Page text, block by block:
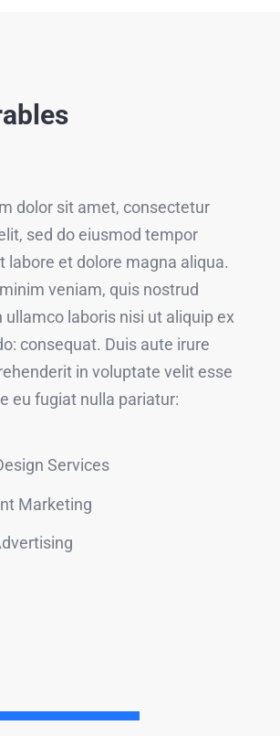
dolor sit amet, consectetur
sed do eiusmod tempor
labore et dolore magna aliqua.
veniam, quis nostrud
ullamco laboris nisi ut aliquip ex
consequat. Duis aute irure
in voluptate velit esse
eu fugiat nulla pariatur:
Services
Marketing